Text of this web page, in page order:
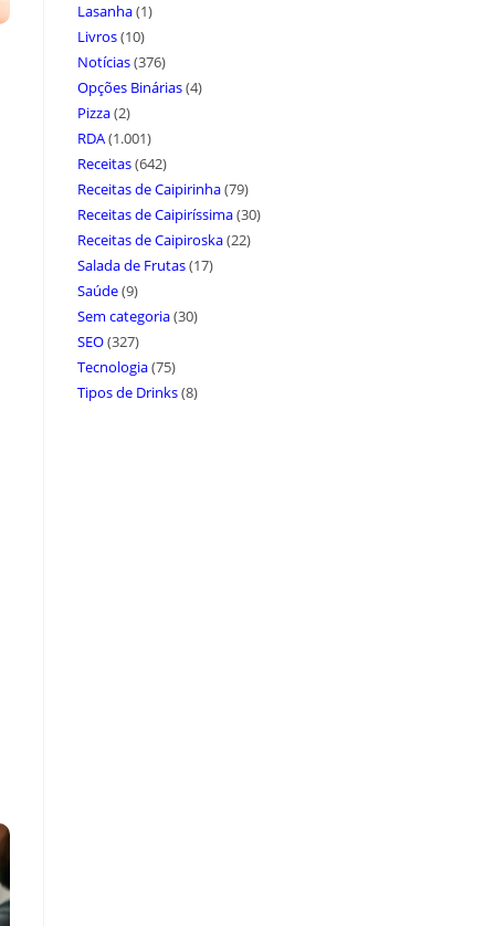
Lasanha(1)
Livros(10)
Notícias(376)
Opções Binárias(4)
Pizza(2)
RDA(1.001)
Receitas(642)
Receitas de Caipirinha(79)
Receitas de Caipiríssima(30)
Receitas de Caipiroska(22)
Salada de Frutas(17)
Saúde(9)
Sem categoria(30)
SEO(327)
Tecnologia(75)
Tipos de Drinks(8)